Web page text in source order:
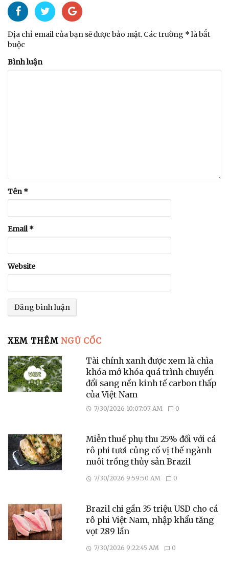
Địa chỉ email của bạn sẽ được bảo mật. Các trường * là bắt
buộc
Bình luận
Tên*
Email*
Website
XEM THÊMNGŨ CỐC
Tài chính xanh được xem là chìa
khóa mở khóa quá trình chuyển
đổi sang nền kinh tế carbon thấp
của Việt Nam
7/30/2026 10:07:07 AM 0
Miễn thuế phụ thu 25% đối với cá
rô phi tươi củng cố vị thế ngành
nuôi trồng thủy sản Brazil
7/30/2026 9:59:50 AM 0
Brazil chi gần 35 triệu USD cho cá
rô phi Việt Nam, nhập khẩu tăng
vọt 289 lần
7/30/2026 9:22:45 AM 0